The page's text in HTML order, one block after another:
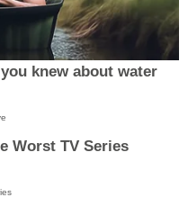
knew about water
Worst TV Series